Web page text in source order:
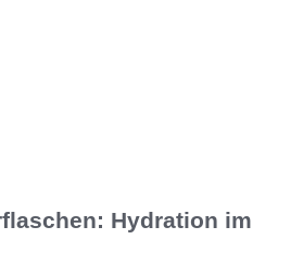
Hydration im